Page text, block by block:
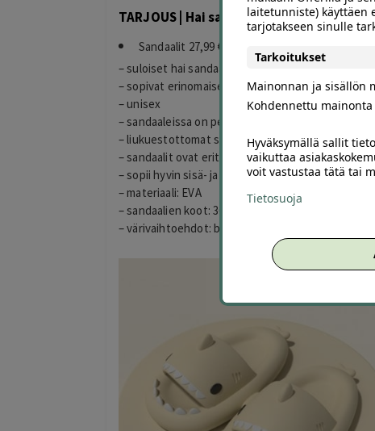
TARJOUS | Hai sandaalit
Sandaalit 27,99 € (ovh. 54,99 €)
– suloiset hai sandaalit
– sopivat erinomaisesti esimerkiksi rantakengiksi
– unisex
– sandaaleissa on pehmeä pohja
– liukuestottomat sekä kuivuvat nopeasti
– sandaalit ovat erittäin kestävät ja joustavat
– sopii hyvin sisä- ja ulkoaktiviteetteihin
– materiaali: EVA
– sandaalien koot: 36-37, 38-39, 40-41, 42-43, 44-45
– värivaihtoehdot: beige, sininen, tummanharmaa,
laitetunniste) käyttäen
tarjotakseen sinulle
Tarkoitukset
Mainonnan ja sisällön
Kohdennettu mainonta
Hyväksymällä sallit
vaikuttaa
voit vastustaa tätä tai
Tietosuoja